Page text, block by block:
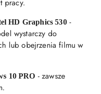
pracy.
HD Graphics 530-
wystarczy do
lub obejrzenia filmu w
10 PRO - zawsze